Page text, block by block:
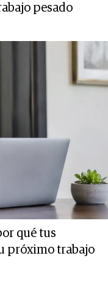
pesado
qué tus
próximo trabajo